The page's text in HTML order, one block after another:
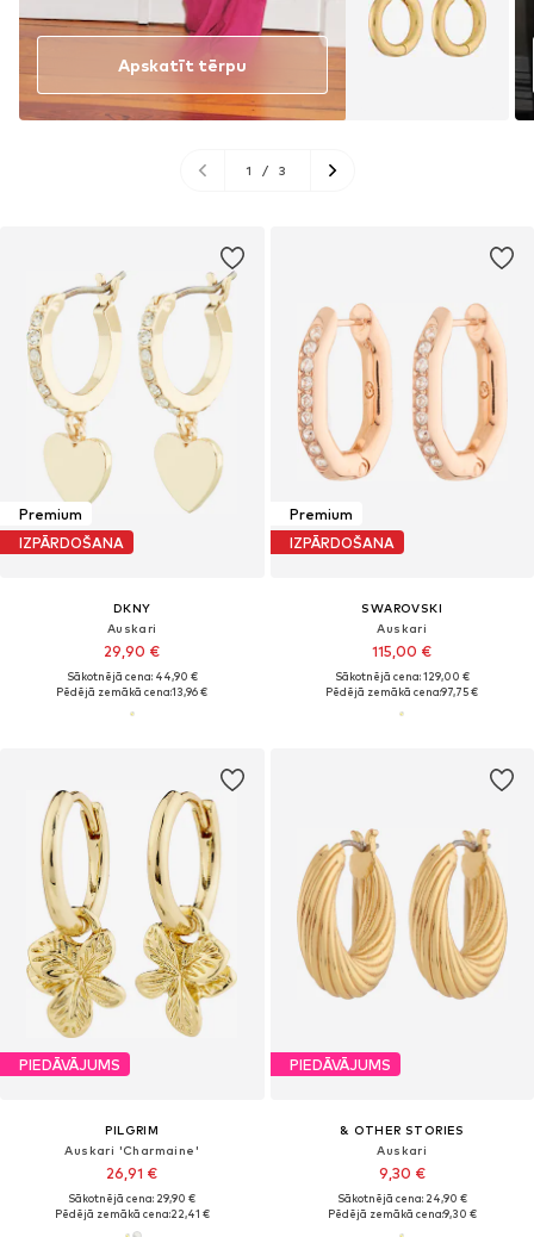
Apskatīt tērpu
1 / 3
Premium
IZPĀRDOŠANA
DKNY
Auskari
29,90 €
Sākotnējā cena: 44,90 €
Pēdējā zemākā cena:13,96 €
Premium
IZPĀRDOŠANA
SWAROVSKI
Auskari
115,00 €
Sākotnējā cena: 129,00 €
Pēdējā zemākā cena:97,75 €
PIEDĀVĀJUMS
PILGRIM
Auskari 'Charmaine'
26,91 €
Sākotnējā cena: 29,90 €
Pēdējā zemākā cena:22,41 €
PIEDĀVĀJUMS
& OTHER STORIES
Auskari
9,30 €
Sākotnējā cena: 24,90 €
Pēdējā zemākā cena:9,30 €